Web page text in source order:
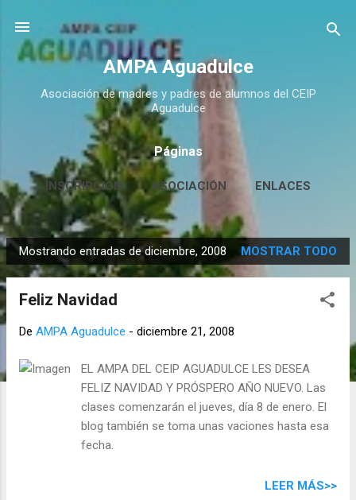
Ir al contenido principal
AMPA Aguadulce
Asociación de madres y padres de alumnos del CEIP
Aguadulce
Páginas
INSCRIPCIÓN ASOCIACIÓN ENLACES
CONTACTO MÁS… HUERTO ESCOLAR
E
n
Mostrando entradas de diciembre, 2008 MOSTRAR TODO
Feliz Navidad
De AMPA Aguadulce - diciembre 21, 2008
EL AMPA DEL CEIP AGUADULCE LES DESEA
FELIZ NAVIDAD Y PRÓSPERO AÑO NUEVO. Las
clases comenzarán el jueves, día 8 de enero. El
blog también se toma unas vaciones hasta esa
fecha.
LEER MÁS>>